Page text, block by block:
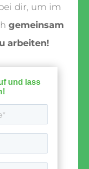
dir, um im
gemeinsam
arbeiten!